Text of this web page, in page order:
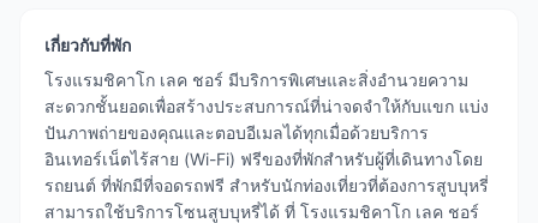
เกี่ยวกับที่พัก
โรงแรมชิคาโก เลค ชอร์ มีบริการพิเศษและสิ่งอำนวยความ
สะดวกชั้นยอดเพื่อสร้างประสบการณ์ที่น่าจดจำให้กับแขก แบ่ง
ปันภาพถ่ายของคุณและตอบอีเมลได้ทุกเมื่อด้วยบริการ
อินเทอร์เน็ตไร้สาย (Wi-Fi) ฟรีของที่พักสำหรับผู้ที่เดินทางโดย
รถยนต์ ที่พักมีที่จอดรถฟรี สำหรับนักท่องเที่ยวที่ต้องการสูบบุหรี่
สามารถใช้บริการโซนสูบบุหรี่ได้ ที่ โรงแรมชิคาโก เลค ชอร์